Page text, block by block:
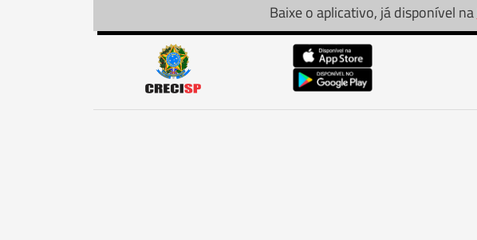
Baixe o aplicativo, já disponível na